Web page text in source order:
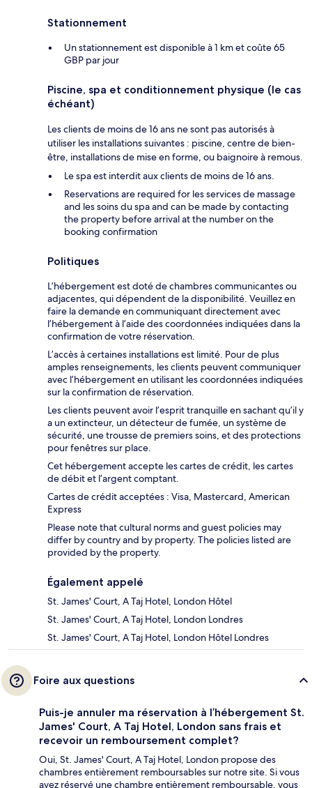
Stationnement
Un stationnement est disponible à 1 km et coûte 65
GBP par jour
Piscine, spa et conditionnement physique (le cas
échéant)
Les clients de moins de 16 ans ne sont pas autorisés à
utiliser les installations suivantes : piscine, centre de bien-
être, installations de mise en forme, ou baignoire à remous.
Le spa est interdit aux clients de moins de 16 ans.
Reservations are required for les services de massage
and les soins du spa and can be made by contacting
the property before arrival at the number on the
booking confirmation
Politiques
L’hébergement est doté de chambres communicantes ou
adjacentes, qui dépendent de la disponibilité. Veuillez en
faire la demande en communiquant directement avec
l’hébergement à l’aide des coordonnées indiquées dans la
confirmation de votre réservation.
L’accès à certaines installations est limité. Pour de plus
amples renseignements, les clients peuvent communiquer
avec l’hébergement en utilisant les coordonnées indiquées
sur la confirmation de réservation.
Les clients peuvent avoir l’esprit tranquille en sachant qu’il y
a un extincteur, un détecteur de fumée, un système de
sécurité, une trousse de premiers soins, et des protections
pour fenêtres sur place.
Cet hébergement accepte les cartes de crédit, les cartes
de débit et l’argent comptant.
Cartes de crédit acceptées : Visa, Mastercard, American
Express
Please note that cultural norms and guest policies may
differ by country and by property. The policies listed are
provided by the property.
Également appelé
St. James' Court, A Taj Hotel, London Hôtel
St. James' Court, A Taj Hotel, London Londres
St. James' Court, A Taj Hotel, London Hôtel Londres
Foire aux questions
Puis-je annuler ma réservation à l’hébergement St.
James' Court, A Taj Hotel, London sans frais et
recevoir un remboursement complet?
Oui, St. James' Court, A Taj Hotel, London propose des
chambres entièrement remboursables sur notre site. Si vous
avez réservé une chambre entièrement remboursable, vous